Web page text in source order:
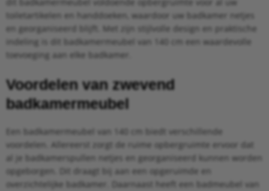
dit badkamermeubel voldoende opbergruimte voor al uw
toiletartikelen en handdoeken, waardoor uw badkamer netjes
en georganiseerd blijft. Met zijn stijlvolle design en praktische
indeling is dit badkamermeubel van 140 cm een waardevolle
toevoeging aan elke badkamer.
Voordelen van zwevend
badkamermeubel
Een badkamermeubel van 140 cm biedt verschillende
voordelen. Allereerst zorgt de ruime opbergruimte ervoor dat
al je badkamerspullen netjes en georganiseerd kunnen worden
opgeborgen. Dit draagt bij aan een opgeruimde en
overzichtelijke badkamer. Daarnaast heeft een badmeubel van